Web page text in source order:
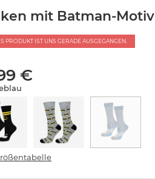
mit Batman-Motiv
PRODUKT IST UNS GERADE AUSGEGANGEN.
€